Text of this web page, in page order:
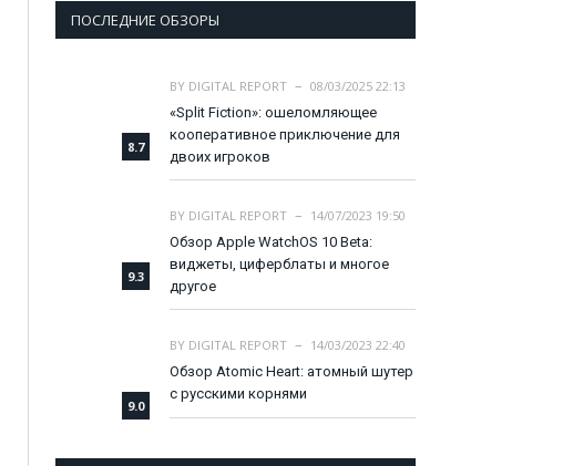
ПОСЛЕДНИЕ ОБЗОРЫ
8.7
BY DIGITAL REPORT
08/03/2025 22:13
«Split Fiction»: ошеломляющее
кооперативное приключение для
двоих игроков
9.3
BY DIGITAL REPORT
14/07/2023 19:50
Обзор Apple WatchOS 10 Beta:
виджеты, циферблаты и многое
другое
9.0
BY DIGITAL REPORT
14/03/2023 22:40
Обзор Atomic Heart: атомный шутер
с русскими корнями